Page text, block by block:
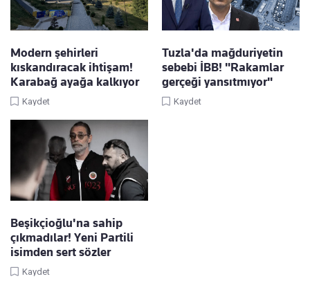
Modern şehirleri
kıskandıracak ihtişam!
Karabağ ayağa kalkıyor
Kaydet
Tuzla'da mağduriyetin
sebebi İBB! "Rakamlar
gerçeği yansıtmıyor"
Kaydet
Beşikçioğlu'na sahip
çıkmadılar! Yeni Partili
isimden sert sözler
Kaydet